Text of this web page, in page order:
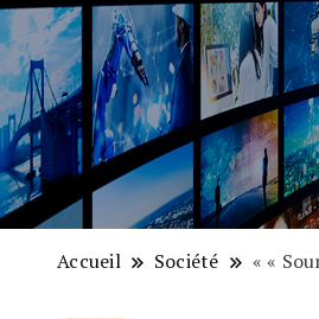
Accueil Société « «